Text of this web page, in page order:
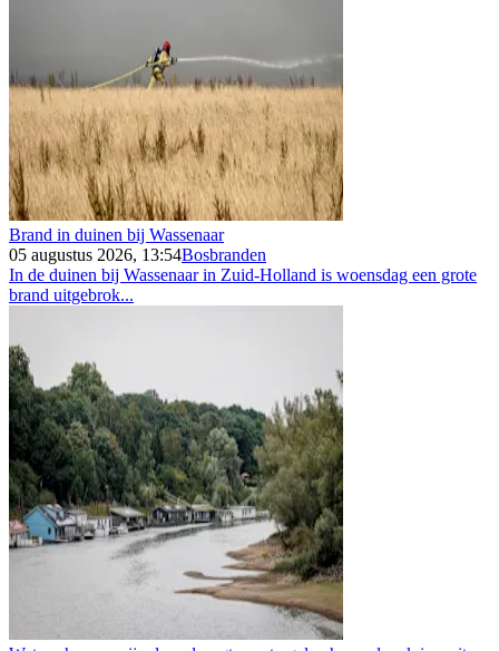
Brand in duinen bij Wassenaar
05 augustus 2026, 13:54Bosbranden
In de duinen bij Wassenaar in Zuid-Holland is woensdag een grote
brand uitgebrok...